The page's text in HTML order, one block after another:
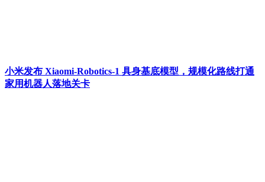
小米发布 Xiaomi-Robotics-1 具身基底模型，规模化路线打通
家用机器人落地关卡